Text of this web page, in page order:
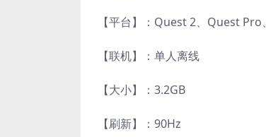
【平台】：Quest 2、Quest
【联机】：单人离线
【大小】：3.2GB
【刷新】：90Hz